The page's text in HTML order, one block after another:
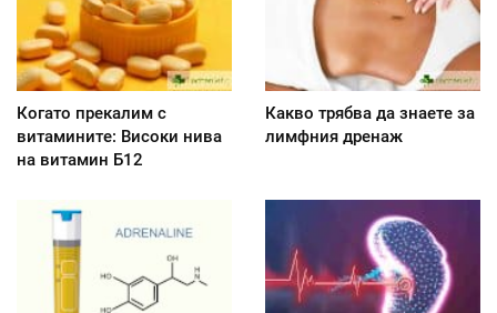
Когато прекалим с
витамините: Високи нива
на витамин Б12
Какво трябва да знаете за
лимфния дренаж